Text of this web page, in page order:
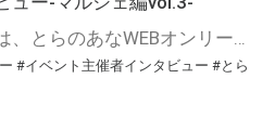
こんにちは、とらのあなWEBオンリー運営スタッフです。 新たにお届けする、イベント主催者インタビュー-マルシェ編-は、 とらのあなWEBオンリー「マルシェ」をご利用した主催様に 「マルシェ」を使って開催した感想や心がけをお聞きする企画です。 今回は、WEBオンリー初開催「つるみかるぱれーど
#イベント主催者インタビュー #とら